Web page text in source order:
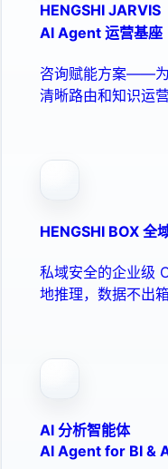
HENGSHI JARVIS
AI Agent 运营基座
咨询赋能方案——为
清晰路由和知识运
HENGSHI BOX 全
私域安全的企业级
地推理，数据不出
AI 分析智能体
AI Agent for BI &